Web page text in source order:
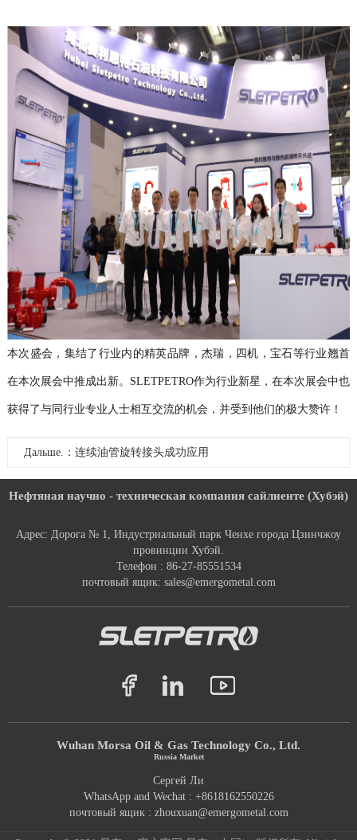
本次盛会，集结了行业内的精英品牌，杰瑞，四机，宝石等行业翘首
在本次展会中推成出新。SLETPETRO作为行业新星，在本次展会中也
获得了与同行业专业人士相互交流的机会，并受到他们的极大赞许！
Дальше.：连续油管旋转接头成功应用
Нефтяная научно - техническая компания сайлиенте (Хубэй)
Адрес: Дорога № 1, Индустриальный парк Ченхе города Цзинчжоу
провинции Хубэй.
Телефон : 86-27-85551534
почтовый ящик: sales@emergometal.com
Wuhan Morsa Oil & Gas Technology Co., Ltd.
Russia Market
Сергей Ли
WhatsApp and Wechat : +8618162550226
почтовый ящик : zhouxuan@emergometal.com